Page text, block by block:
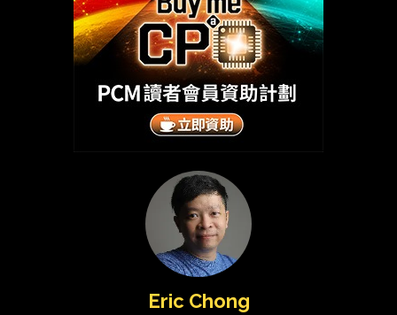
Eric Chong